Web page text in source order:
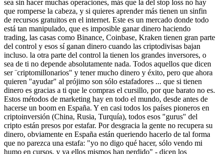
sea sin hacer muchas operaciones, más que la del stop loss no hay
que romperse la cabeza, y si quieres aprender más tienen un sinfin
de recursos gratuitos en el internet. Este es un mercado donde todo
está tan manipulado, que es imposible ganar dinero haciendo
trading, las casas como Binance, Coinbase, Kraken tienen gran parte
del control y esos sí ganan dinero cuando las criptodivisas bajan
incluso. la otra parte del control la tienen los grandes inversores, o
sea de ti no depende absolutamente nada. Todos aquellos que dicen
ser ¨criptomillonarios" y tener mucho dinero y éxito, pero que ahora
quieren "ayudar" al prójimo son sólo estafadores ... que si tienen
dinero es gracias a ti que le compras el cursillo, por que barato no es.
Estos métodos de marketing hay en todo el mundo, desde antes de
hacerse un boom en España. Y en casi todos los países pioneros en
criptoinversión (China, Rusia, Turquía), todos esos "gurus" del
cripto están presos por estafar. Por desgracia la gente no recupera su
dinero, obviamente en España están queriendo hacerlo de tal forma
que no parezca una estafa: "yo no digo qué hacer, sólo vendo mi
humo en cursos, y ya ellos mismos han perdido" - dicen los